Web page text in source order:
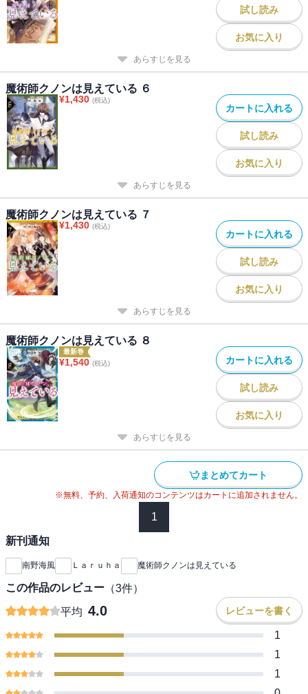
試し読み
お気に入り
あらすじを見る
魔術師クノンは見えている ６
¥1,430 (税込)
カートに入れる
試し読み
お気に入り
あらすじを見る
魔術師クノンは見えている ７
¥1,430 (税込)
カートに入れる
試し読み
お気に入り
あらすじを見る
魔術師クノンは見えている ８
最新巻
¥1,540 (税込) カートに入れる
試し読み
お気に入り
あらすじを見る
まとめてカート
※無料、予約、入荷通知のコンテンツはカートに追加されません。
1
新刊通知
南野海風 Ｌａｒｕｈａ 魔術師クノンは見えている
この作品のレビュー （3件）
平均 4.0 レビューを書く
1
1
1